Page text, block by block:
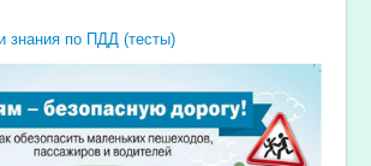
знания по ПДД (тесты)